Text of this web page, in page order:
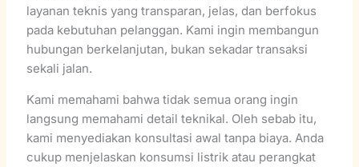
layanan teknis yang transparan, jelas, dan berfokus
pada kebutuhan pelanggan. Kami ingin membangun
hubungan berkelanjutan, bukan sekadar transaksi
sekali jalan.
Kami memahami bahwa tidak semua orang ingin
langsung memahami detail teknikal. Oleh sebab itu,
kami menyediakan konsultasi awal tanpa biaya. Anda
cukup menjelaskan konsumsi listrik atau perangkat